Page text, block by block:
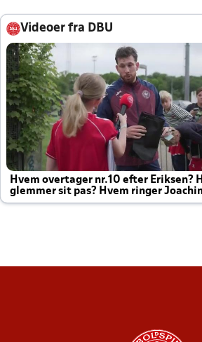
Videoer fra DBU
Hvem overtager nr.10 efter Eriksen?
glemmer sit pas? Hvem ringer
altid til efter kampe?